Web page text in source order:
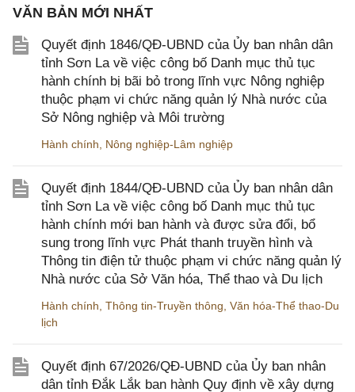
VĂN BẢN MỚI NHẤT
Quyết định 1846/QĐ-UBND của Ủy ban nhân dân
tỉnh Sơn La về việc công bố Danh mục thủ tục
hành chính bị bãi bỏ trong lĩnh vực Nông nghiệp
thuộc phạm vi chức năng quản lý Nhà nước của
Sở Nông nghiệp và Môi trường
Hành chính Nông nghiệp-Lâm nghiệp
Quyết định 1844/QĐ-UBND của Ủy ban nhân dân
tỉnh Sơn La về việc công bố Danh mục thủ tục
hành chính mới ban hành và được sửa đổi, bổ
sung trong lĩnh vực Phát thanh truyền hình và
Thông tin điện tử thuộc phạm vi chức năng quản lý
Nhà nước của Sở Văn hóa, Thể thao và Du lịch
Hành chính Thông tin-Truyền thông Văn hóa-Thể thao-Du
lịch
Quyết định 67/2026/QĐ-UBND của Ủy ban nhân
dân tỉnh Đắk Lắk ban hành Quy định về xây dựng